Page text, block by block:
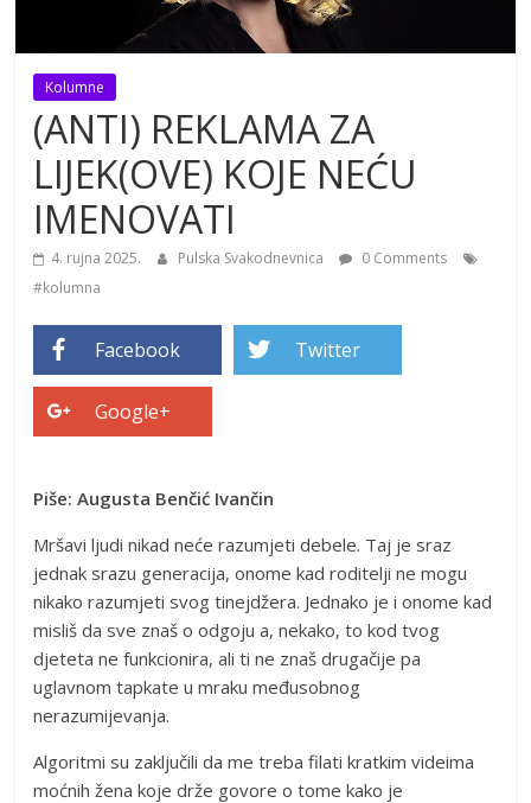
Kolumne
(ANTI) REKLAMA ZA
LIJEK(OVE) KOJE NEĆU
IMENOVATI
4. rujna 2025. Pulska Svakodnevnica
0 Comments
#kolumna
Facebook Twitter
Google+
Piše: Augusta Benčić Ivančin
Mršavi ljudi nikad neće razumjeti debele. Taj je sraz
jednak srazu generacija, onome kad roditelji ne mogu
nikako razumjeti svog tinejdžera. Jednako je i onome kad
misliš da sve znaš o odgoju a, nekako, to kod tvog
djeteta ne funkcionira, ali ti ne znaš drugačije pa
uglavnom tapkate u mraku međusobnog
nerazumijevanja.
Algoritmi su zaključili da me treba filati kratkim videima
moćnih žena koje drže govore o tome kako je